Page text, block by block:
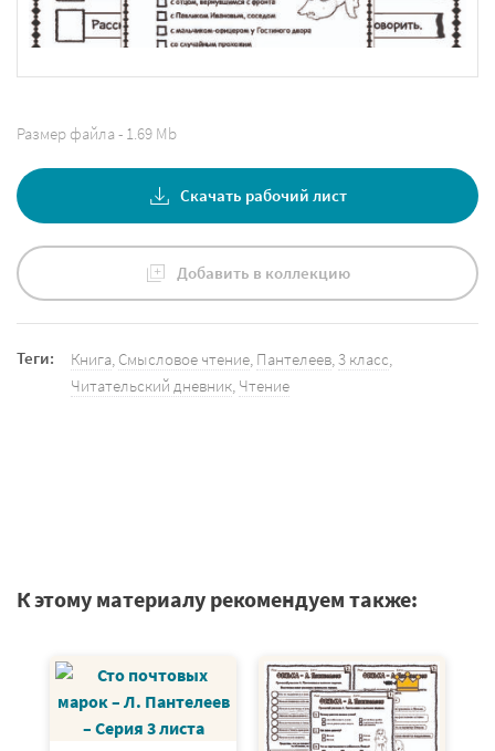
Размер файла - 1.69 Mb
Скачать рабочий лист
Добавить в коллекцию
Теги: Книга, Смысловое чтение, Пантелеев,3 класс,
Читательский дневник, Чтение
К этому материалу рекомендуем также: